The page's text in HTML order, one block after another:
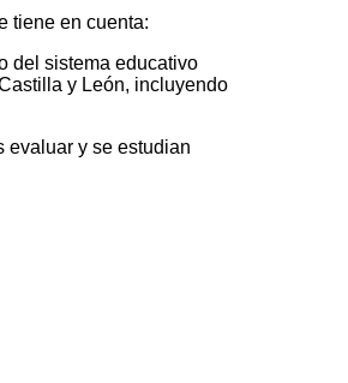
tiene en cuenta:
del sistema educativo
y León, incluyendo
evaluar y se estudian